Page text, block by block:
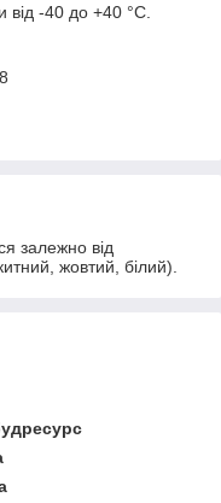
від -40 до +40 °C.
залежно від
жовтий, білий).